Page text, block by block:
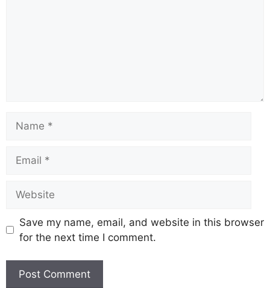
Save my name, email, and website in this browser
for the next time I comment.